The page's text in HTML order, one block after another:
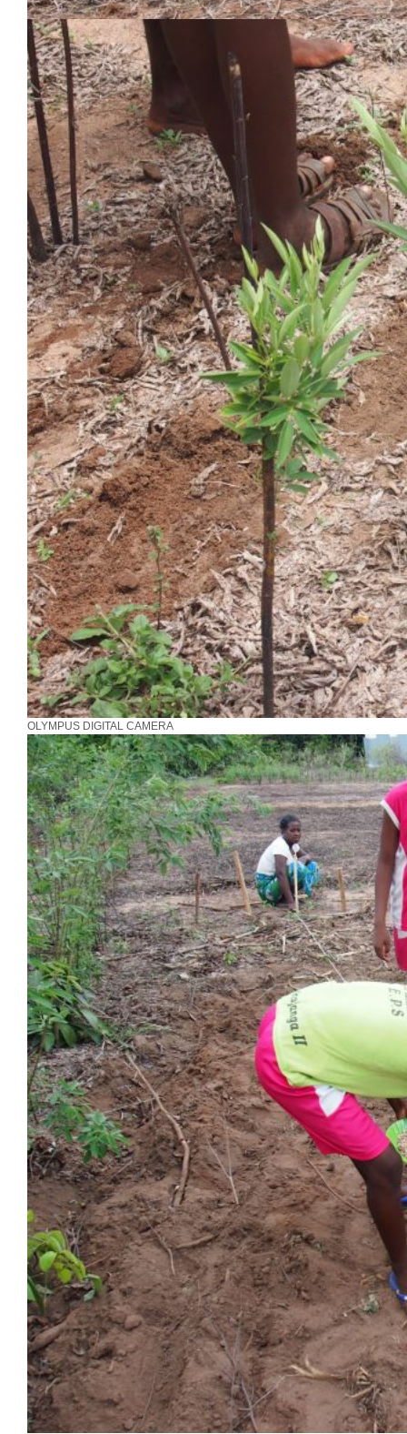
OLYMPUS DIGITAL CAMERA